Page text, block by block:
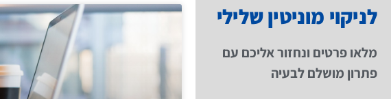
לניקוי מוניטין שלילי
מלאו פרטים ונחזור אליכם עם
פתרון מושלם לבעיה